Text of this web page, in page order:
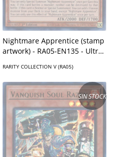
Nightmare Apprentice (stamp
artwork) - RA05-EN135 - Ultra
RARITY COLLECTION V (RA05)
SIN STOCK